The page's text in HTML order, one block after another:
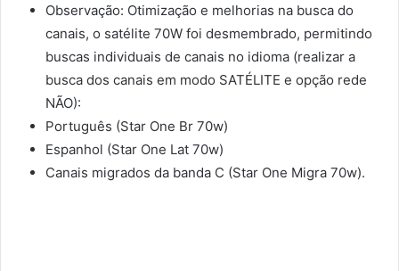
Observação: Otimização e melhorias na busca do
canais, o satélite 70W foi desmembrado, permitindo
buscas individuais de canais no idioma (realizar a
busca dos canais em modo SATÉLITE e opção rede
NÃO):
Português (Star One Br 70w)
Espanhol (Star One Lat 70w)
Canais migrados da banda C (Star One Migra 70w).